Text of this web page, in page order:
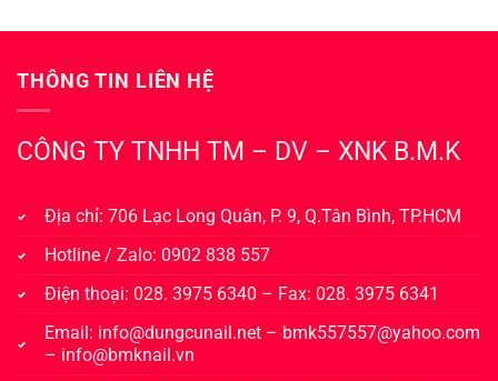
THÔNG TIN LIÊN HỆ
CÔNG TY TNHH TM – DV – XNK B.M.K
Địa chỉ: 706 Lạc Long Quân, P. 9, Q.Tân Bình, TP.HCM
Hotline / Zalo: 0902 838 557
Điện thoại: 028. 3975 6340 – Fax: 028. 3975 6341
Email: info@dungcunail.net– bmk557557@yahoo.com
– info@bmknail.vn